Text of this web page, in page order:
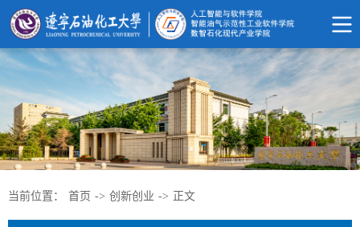
当前位置： 首页 -> 创新创业 -> 正文